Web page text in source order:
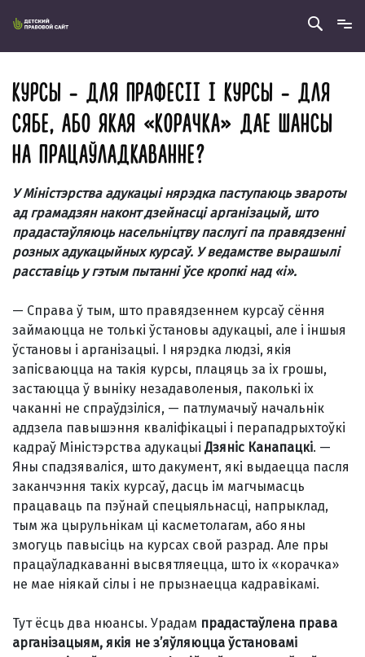
КУРСЫ - ДЛЯ ПРАФЕСІІ І КУРСЫ - ДЛЯ
СЯБЕ, АБО ЯКАЯ «КОРАЧКА» ДАЕ ШАНСЫ
НА ПРАЦАЎЛАДКАВАННЕ?
У Міністэрства адукацыі нярэдка паступаюць звароты
ад грамадзян наконт дзейнасці арганізацый, што
прадастаўляюць насельніцтву паслугі па правядзенні
розных адукацыйных курсаў. У ведамстве вырашылі
расставіць у гэтым пытанні ўсе кропкі над «і».
— Справа ў тым, што правядзеннем курсаў сёння
займаюцца не толькі ўстановы адукацыі, але і іншыя
ўстановы і арганізацыі. І нярэдка людзі, якія
запісваюцца на такія курсы, плацяць за іх грошы,
застаюцца ў выніку незадаволеныя, паколькі іх
чаканні не спраўдзіліся, — патлумачыў начальнік
аддзела павышэння кваліфікацыі і перападрыхтоўкі
кадраў Міністэрства адукацыі Дзяніс Канапацкі. —
Яны спадзяваліся, што дакумент, які выдаецца пасля
заканчэння такіх курсаў, дасць ім магчымасць
працаваць па пэўнай спецыяльнасці, напрыклад,
тым жа цырульнікам ці касметолагам, або яны
змогуць павысіць на курсах свой разрад. Але пры
працаўладкаванні высвятляецца, што іх «корачка»
не мае ніякай сілы і не прызнаецца кадравікамі.
Тут ёсць два нюансы. Урадам прадастаўлена права
арганізацыям, якія не з’яўляюцца ўстановамі